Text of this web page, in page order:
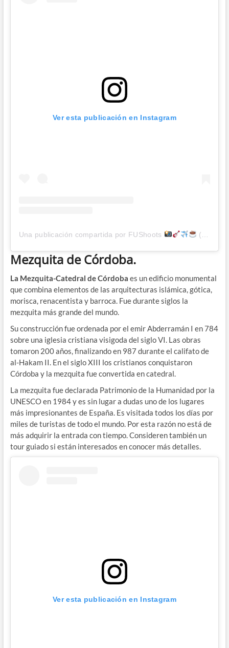
Ver esta publicación en Instagram
Una publicación compartida por FUShoots (@fushoots)
Mezquita de Córdoba.
La Mezquita-Catedral de Córdoba es un edificio monumental
que combina elementos de las arquitecturas islámica, gótica,
morisca, renacentista y barroca. Fue durante siglos la
mezquita más grande del mundo.
Su construcción fue ordenada por el emir Abderramán I en 784
sobre una iglesia cristiana visigoda del siglo VI. Las obras
tomaron 200 años, finalizando en 987 durante el califato de
al-Hakam II. En el siglo XIII los cristianos conquistaron
Córdoba y la mezquita fue convertida en catedral.
La mezquita fue declarada Patrimonio de la Humanidad por la
UNESCO en 1984 y es sin lugar a dudas uno de los lugares
más impresionantes de España. Es visitada todos los días por
miles de turistas de todo el mundo. Por esta razón no está de
más adquirir la entrada con tiempo. Consideren también un
tour guiado si están interesados en conocer más detalles.
Ver esta publicación en Instagram